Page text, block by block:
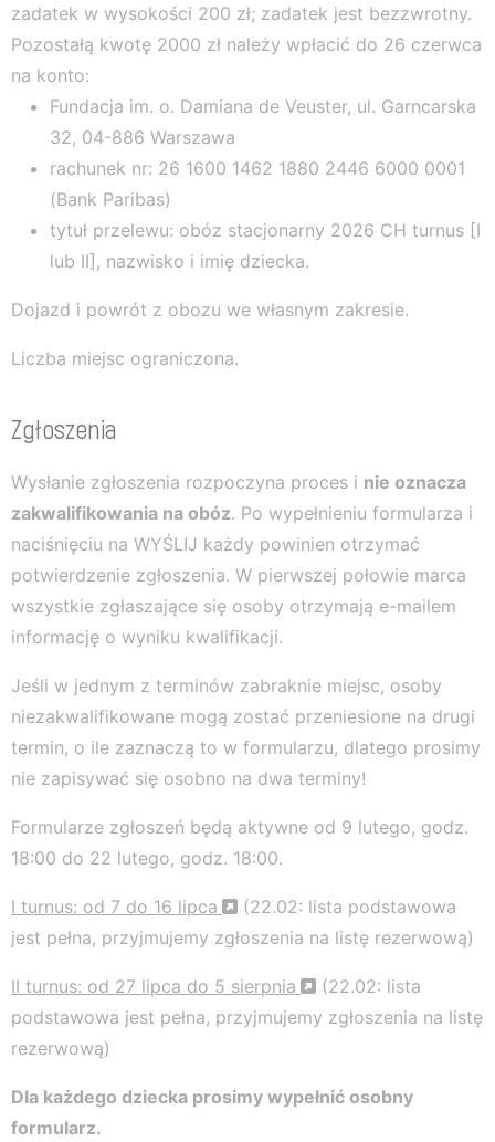
zadatek w wysokości 200 zł; zadatek jest bezzwrotny.
Pozostałą kwotę 2000 zł należy wpłacić do 26 czerwca
na konto:
Fundacja im. o. Damiana de Veuster, ul. Garncarska
32, 04-886 Warszawa
rachunek nr: 26 1600 1462 1880 2446 6000 0001
(Bank Paribas)
tytuł przelewu: obóz stacjonarny 2026 CH turnus [I
lub II], nazwisko i imię dziecka.
Dojazd i powrót z obozu we własnym zakresie.
Liczba miejsc ograniczona.
Zgłoszenia
Wysłanie zgłoszenia rozpoczyna proces i nie oznacza
zakwalifikowania na obóz. Po wypełnieniu formularza i
naciśnięciu na WYŚLIJ każdy powinien otrzymać
potwierdzenie zgłoszenia. W pierwszej połowie marca
wszystkie zgłaszające się osoby otrzymają e-mailem
informację o wyniku kwalifikacji.
Jeśli w jednym z terminów zabraknie miejsc, osoby
niezakwalifikowane mogą zostać przeniesione na drugi
termin, o ile zaznaczą to w formularzu, dlatego prosimy
nie zapisywać się osobno na dwa terminy!
Formularze zgłoszeń będą aktywne od 9 lutego, godz.
18:00 do 22 lutego, godz. 18:00.
I turnus: od 7 do 16 lipca
(22.02: lista podstawowa
jest pełna, przyjmujemy zgłoszenia na listę rezerwową)
II turnus: od 27 lipca do 5 sierpnia
(22.02: lista
podstawowa jest pełna, przyjmujemy zgłoszenia na listę
rezerwową)
Dla każdego dziecka prosimy wypełnić osobny
formularz.